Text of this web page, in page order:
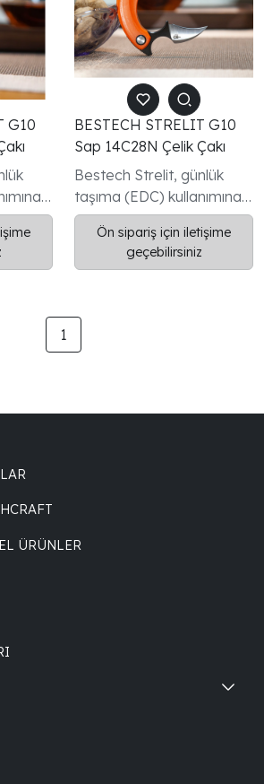
G10
BESTECH STRELIT G10
Sap 14C28N Çelik Çakı
Bestech Strelit, günlük
taşıma (EDC) kullanımına
yönelik tasarlanmış,
fonksiyonellik ve
dayanıklılığı bir araya
Ön sipariş için iletişime
geçebilirsiniz
1
ÜRÜNLER